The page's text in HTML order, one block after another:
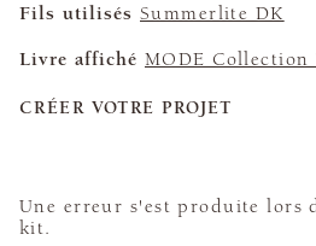
Fils utilisés Summerlite DK
Livre affiché MODE Collection
CRÉER VOTRE PROJET
Une erreur s'est produite lors
kit.